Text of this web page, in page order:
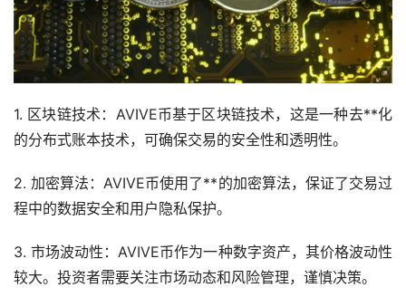
1. 区块链技术：AVIVE币基于区块链技术，这是一种去**化
的分布式账本技术，可确保交易的安全性和透明性。
2. 加密算法：AVIVE币使用了**的加密算法，保证了交易过
程中的数据安全和用户隐私保护。
3. 市场波动性：AVIVE币作为一种数字资产，其价格波动性
较大。投资者需要关注市场动态和风险管理，谨慎决策。